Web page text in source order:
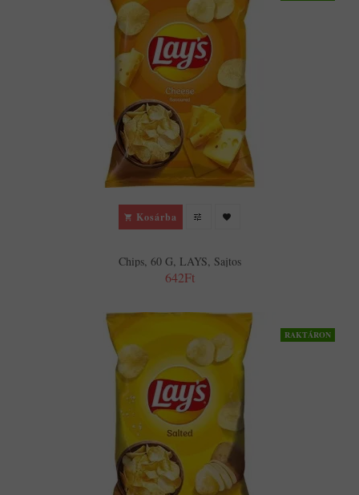
Kosárba
Chips, 60 G, LAYS, Sajtos
642Ft
RAKTÁRON